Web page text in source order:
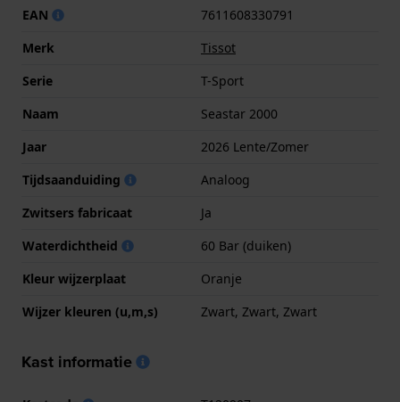
EAN
7611608330791
Merk
Tissot
Serie
T-Sport
Naam
Seastar 2000
Jaar
2026 Lente/Zomer
Tijdsaanduiding
Analoog
Zwitsers fabricaat
Ja
Waterdichtheid
60 Bar (duiken)
Kleur wijzerplaat
Oranje
Wijzer kleuren (u,m,s)
Zwart, Zwart, Zwart
Kast informatie